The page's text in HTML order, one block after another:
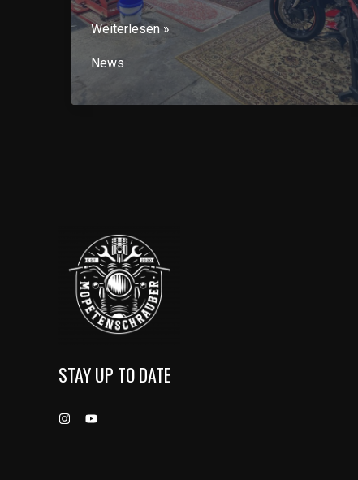
Markus
Langenau
bei
Ulm
Weiterlesen »
News
STAY UP TO DATE